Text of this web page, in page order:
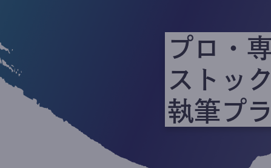
プロ・
ストッ
執筆プ